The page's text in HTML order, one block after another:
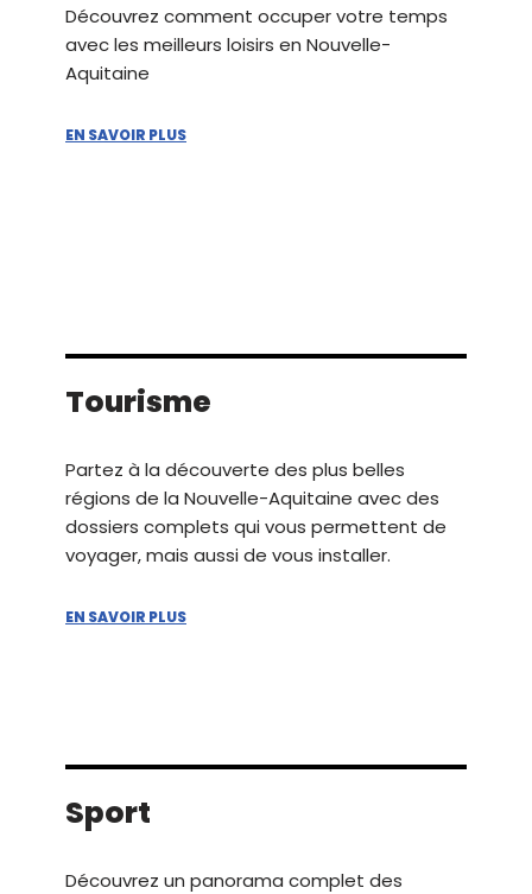
Découvrez comment occuper votre temps
avec les meilleurs loisirs en Nouvelle-
Aquitaine
EN SAVOIR PLUS
Tourisme
Partez à la découverte des plus belles
régions de la Nouvelle-Aquitaine avec des
dossiers complets qui vous permettent de
voyager, mais aussi de vous installer.
EN SAVOIR PLUS
Sport
Découvrez un panorama complet des